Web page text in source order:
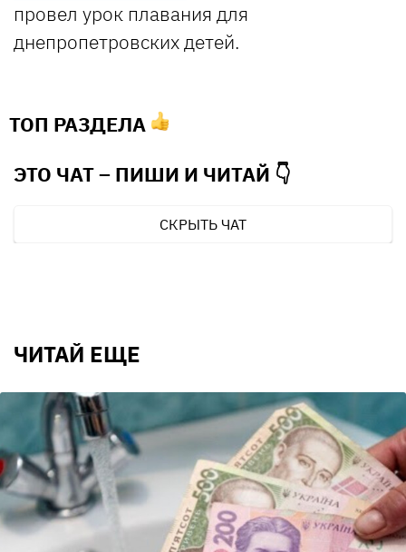
провел урок плавания для
днепропетровских детей.
ТОП РАЗДЕЛА
ЭТО ЧАТ – ПИШИ И ЧИТАЙ 👇
СКРЫТЬ ЧАТ
ЧИТАЙ ЕЩЕ